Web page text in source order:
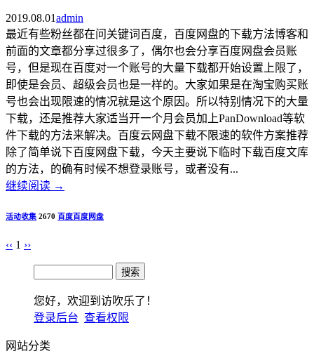
2019.08.01admin
最近有些粉丝都在问关键词百度，百度网盘的下载方法博客和
前面的文章都分享过很多了，偶尔也会分享百度网盘会员账
号，但是现在百度对一个账号的大量下载都开始设置上限了，
即使是会员、超级会员也是一样的。大家如果是在淘宝购买账
号也会出现限速的情况就是这个原因。所以特别情况下的大量
下载，还是推荐大家适当开一个月会员加上PanDownload等软
件下载的方法来解决。百度云网盘下载不限速的软件方案推荐
除了简单说下百度网盘下载，今天主要说下临时下载百度文库
的方法，的确有时候不想登录账号，或者没有...
继续阅读 →
活动收集 2670 百度百度网盘
‹‹ 1 ››
您好，欢迎到访吹乐了！
登录后台 查看权限
网站分类